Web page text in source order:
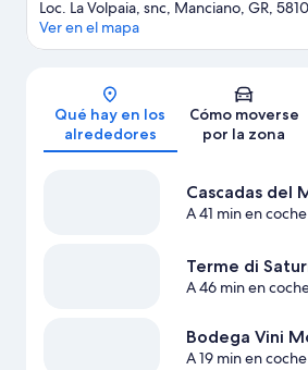
Mapa
Loc. La Volpaia, snc, Manciano, GR,
Ver en el mapa
Qué hay en los
alrededores
Cómo moverse
por la zona
Cascadas del
A 41 min en coche
Terme di
A 46 min en
Bodega Vini
A 19 min en coche